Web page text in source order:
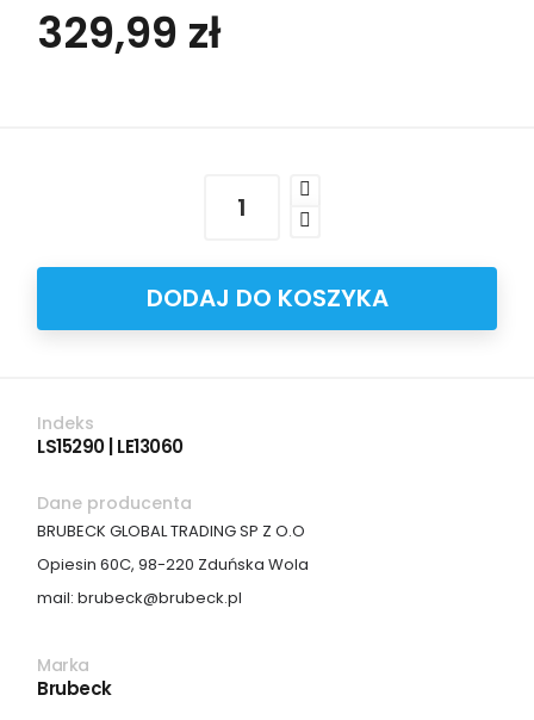
329,99 zł
DODAJ DO KOSZYKA
Indeks
LS15290 | LE13060
Dane producenta
BRUBECK GLOBAL TRADING SP Z O.O
Opiesin 60C, 98-220 Zduńska Wola
mail: brubeck@brubeck.pl
Marka
Brubeck